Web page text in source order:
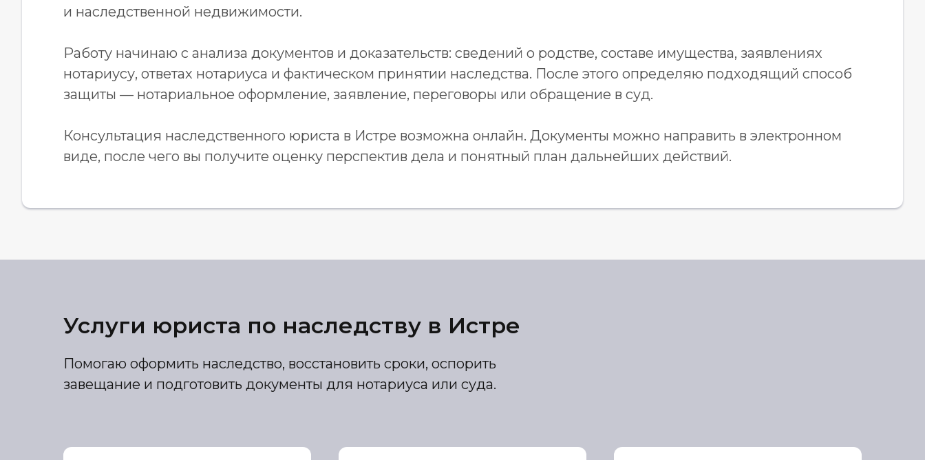
и наследственной недвижимости.
Работу начинаю с анализа документов и доказательств: сведений о родстве, составе имущества, заявлениях
нотариусу, ответах нотариуса и фактическом принятии наследства. После этого определяю подходящий способ
защиты — нотариальное оформление, заявление, переговоры или обращение в суд.
Консультация наследственного юриста в Истре возможна онлайн. Документы можно направить в электронном
виде, после чего вы получите оценку перспектив дела и понятный план дальнейших действий.
Услуги юриста по наследству в Истре
Помогаю оформить наследство, восстановить сроки, оспорить
завещание и подготовить документы для нотариуса или суда.